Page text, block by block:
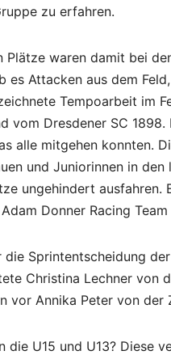
zu erfahren.
Plätze waren damit bei
es Attacken aus dem
Tempoarbeit im
vom Dresdener SC
alle mitgehen konnten.
und Juniorinnen in
ungehindert
Donner Racing
die Sprintentscheidung
Christina Lechner von
vor Annika Peter von der
die U15 und U13? Diese